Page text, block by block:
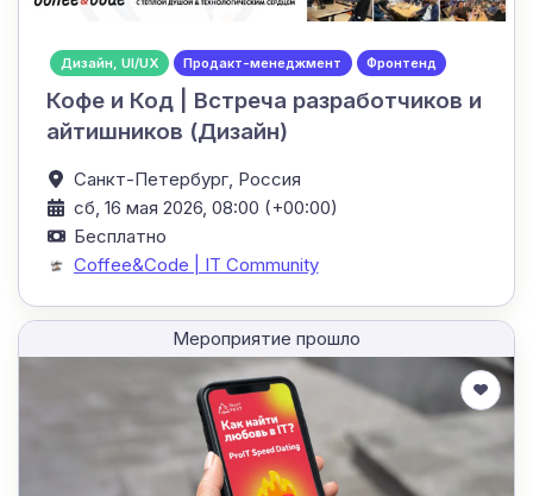
Дизайн, UI/UX Продакт-менеджмент Фронтенд
Кофе и Код | Встреча разработчиков и
айтишников (Дизайн)
Санкт-Петербург, Россия
сб, 16 мая 2026, 08:00 (+00:00)
Бесплатно
Coffee&Code | IT Community
Мероприятие прошло